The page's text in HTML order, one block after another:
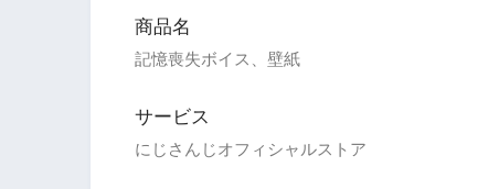
商品名
記憶喪失ボイス、壁紙
サービス
にじさんじオフィシャルストア